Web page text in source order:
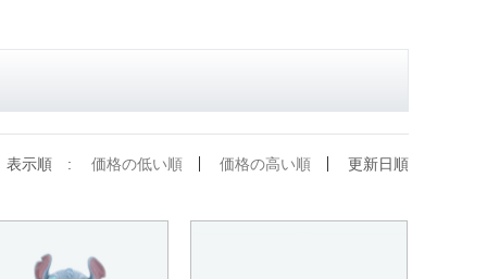
表示順 : 価格の低い順 価格の高い順 更新日順